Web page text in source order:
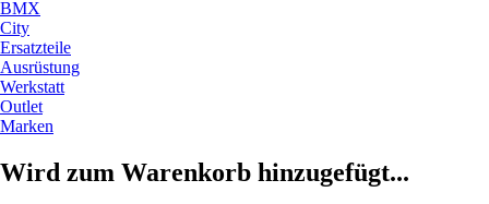
BMX
City
Ersatzteile
Ausrüstung
Werkstatt
Outlet
Marken
Wird zum Warenkorb hinzugefügt...